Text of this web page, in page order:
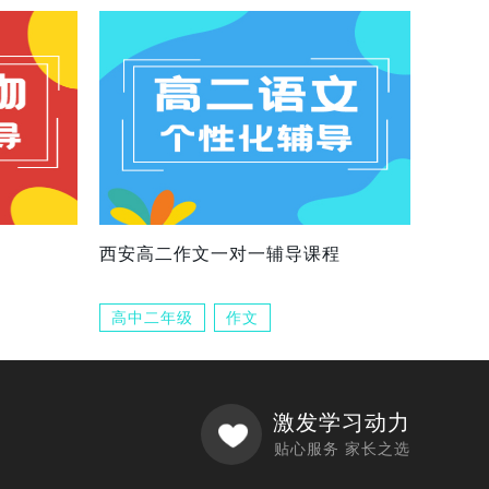
西安高二作文一对一辅导课程
高中二年级 作文
激发学习动力
贴心服务 家长之选